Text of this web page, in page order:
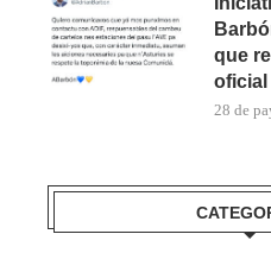
Semando Son amuesa’l nuevu
que
oficial
28 de